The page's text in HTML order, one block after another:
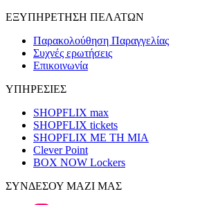
ΕΞΥΠΗΡΕΤΗΣΗ ΠΕΛΑΤΩΝ
Παρακολούθηση Παραγγελίας
Συχνές ερωτήσεις
Επικοινωνία
ΥΠΗΡΕΣΙΕΣ
SHOPFLIX max
SHOPFLIX tickets
SHOPFLIX ΜΕ ΤΗ ΜΙΑ
Clever Point
BOX NOW Lockers
ΣΥΝΔΕΣΟΥ ΜΑΖΙ ΜΑΣ